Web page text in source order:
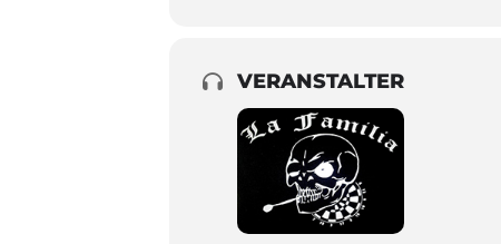
VERANSTALTER